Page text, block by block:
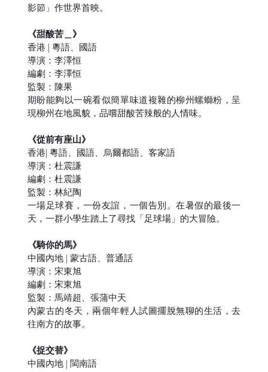
影節」作世界首映。
《甜酸苦＿》
香港 | 粵語、國語
導演：李澤恒
編劇：李澤恒
監製：陳果
期盼能夠以一碗看似簡單味道複雜的柳州螺螄粉，呈
現柳州在地風貌，品嚐甜酸苦辣般的人情味。
《從前有座山》
香港| 粵語、國語、烏爾都語、客家語
導演：杜震謙
編劇：杜震謙
監製：林紀陶
一場足球賽，一份友誼，一個告別。在暑假的最後一
天，一群小學生踏上了尋找「足球場」的大冒險。
《騎你的馬》
中國內地 | 蒙古語、普通話
導演：宋東旭
編劇：宋東旭
監製：馬靖超、張蒲中天
內蒙古的冬天，兩個年輕人試圖擺脫無聊的生活，去
往南方的故事。
《捉交替》
中國內地 | 閩南語